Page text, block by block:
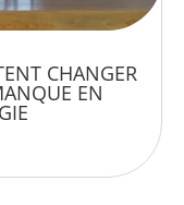
CHANGER
EN